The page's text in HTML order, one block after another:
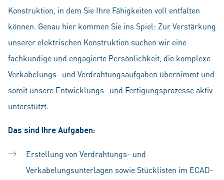
Konstruktion, in dem Sie Ihre Fähigkeiten voll entfalten
können. Genau hier kommen Sie ins Spiel: Zur Verstärkung
unserer elektrischen Konstruktion suchen wir eine
fachkundige und engagierte Persönlichkeit, die komplexe
Verkabelungs- und Verdrahtungsaufgaben übernimmt und
somit unsere Entwicklungs- und Fertigungsprozesse aktiv
unterstützt.
Das sind Ihre Aufgaben:
Erstellung von Verdrahtungs- und
Verkabelungsunterlagen sowie Stücklisten im ECAD-